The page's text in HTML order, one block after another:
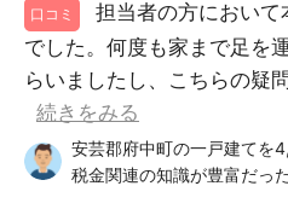
口コミ
担当者の方におい
でした。何度も家まで足を
らいましたし、こちらの疑
続きをみる
安芸郡府中町の一戸建て
税金関連の知識が豊富だっ